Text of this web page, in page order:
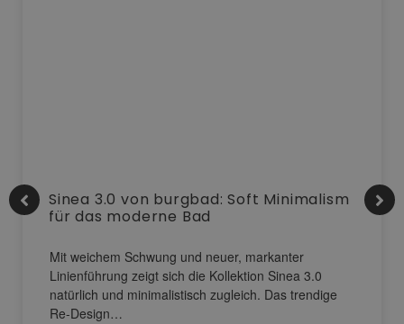
Sinea 3.0 von burgbad: Soft Minimalism
für das moderne Bad
Mit weichem Schwung und neuer, markanter
Linienführung zeigt sich die Kollektion Sinea 3.0
natürlich und minimalistisch zugleich. Das trendige
Re-Design…